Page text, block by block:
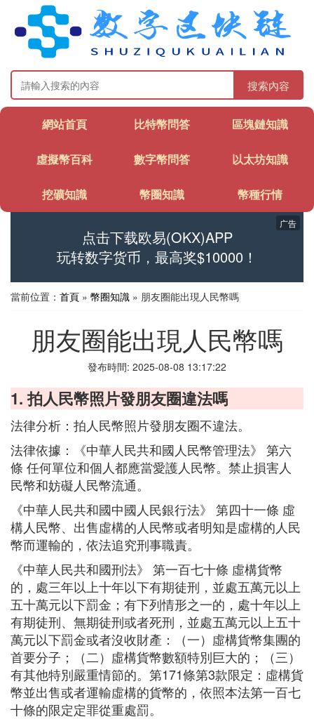
搜索內容
網站首頁 比特幣問答 區塊鏈知識
虛擬幣百科 數字幣問答 以太坊知識
挖礦知識 幣圈知識 幣種行情
点击下载欧易(OKX)APP
玩转数字货币，最高奖$10000！
广告
當前位置： 首頁 » 幣圈知識 » 朋友圈能出現人民幣嗎
朋友圈能出現人民幣嗎
發布時間: 2025-08-08 13:17:22
1. 拍人民幣照片發朋友圈違法嗎
法律分析：拍人民幣照片發朋友圈不違法。
法律依據：《中華人民共和國人民幣管理法》 第六
條 任何單位和個人都應當愛護人民幣。禁止損害人
民幣和妨礙人民幣流通。
《中華人民共和國中國人民銀行法》 第四十一條 虛
構人民幣、出售虛構的人民幣或者明知是虛構的人民
幣而運輸的，依法追究刑事職責。
《中華人民共和國刑法》 第一百七十條 虛構貨幣
的，處三年以上十年以下有期徒刑，並處五萬元以上
五十萬元以下罰金；有下列情形之一的，處十年以上
有期徒刑、無期徒刑或者死刑，並處五萬元以上五十
萬元以下罰金或者沒收財產：（一）虛構貨幣集團的
首要分子；（二）虛構貨幣數額特別巨大的；（三）
有其他特別嚴重情節的。第171條第3款限定：虛構貨
幣並出售或者運輸虛構的貨幣的，依照本法第一百七
十條的限定定罪從重處罰。